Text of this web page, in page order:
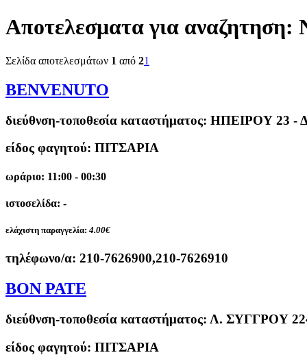
Αποτελεσματα για αναζητηση:
Σελίδα αποτελεσμάτων 1 από 21
BENVENUTO
διεύθνση-τοποθεσία καταστήματος: ΗΠΕΙΡΟΥ 23 -
είδος φαγητού: ΠΙΤΣΑΡΙΑ
ωράριο: 11:00 - 00:30
ιστοσελίδα: -
ελάχιστη παραγγελία: 4.00€
τηλέφωνο/α: 210-7626900,210-7626910
BON PATE
διεύθνση-τοποθεσία καταστήματος: Λ. ΣΥΓΓΡΟΥ
είδος φαγητού: ΠΙΤΣΑΡΙΑ